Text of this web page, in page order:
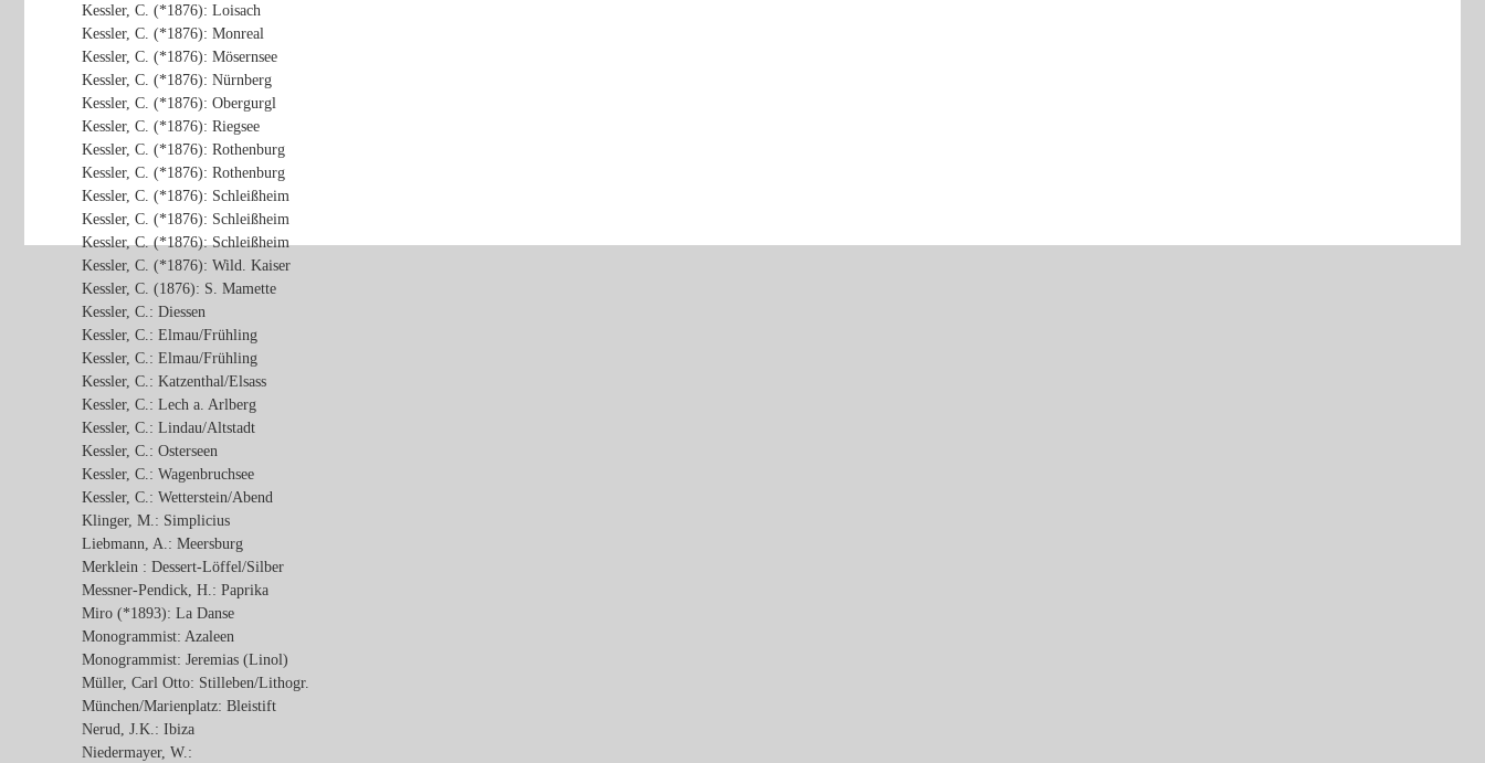
Kessler, C. (*1876): Loisach
Kessler, C. (*1876): Monreal
Kessler, C. (*1876): Mösernsee
Kessler, C. (*1876): Nürnberg
Kessler, C. (*1876): Obergurgl
Kessler, C. (*1876): Riegsee
Kessler, C. (*1876): Rothenburg
Kessler, C. (*1876): Rothenburg
Kessler, C. (*1876): Schleißheim
Kessler, C. (*1876): Schleißheim
Kessler, C. (*1876): Schleißheim
Kessler, C. (*1876): Wild. Kaiser
Kessler, C. (1876): S. Mamette
Kessler, C.: Diessen
Kessler, C.: Elmau/Frühling
Kessler, C.: Elmau/Frühling
Kessler, C.: Katzenthal/Elsass
Kessler, C.: Lech a. Arlberg
Kessler, C.: Lindau/Altstadt
Kessler, C.: Osterseen
Kessler, C.: Wagenbruchsee
Kessler, C.: Wetterstein/Abend
Klinger, M.: Simplicius
Liebmann, A.: Meersburg
Merklein : Dessert-Löffel/Silber
Messner-Pendick, H.: Paprika
Miro (*1893): La Danse
Monogrammist: Azaleen
Monogrammist: Jeremias (Linol)
Müller, Carl Otto: Stilleben/Lithogr.
München/Marienplatz: Bleistift
Nerud, J.K.: Ibiza
Niedermayer, W.: